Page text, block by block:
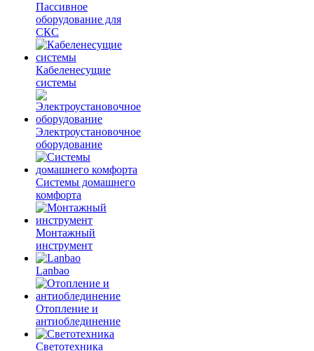
Пассивное
оборудование для
СКС
Кабеленесущие
системы
Электроустановочное
оборудование
Системы домашнего
комфорта
Монтажный
инструмент
Lanbao
Отопление и
антиоблединение
Светотехника